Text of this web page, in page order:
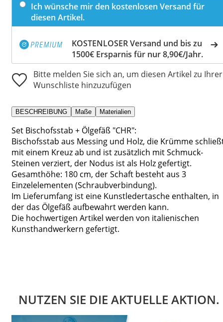
Ich wünsche mir den kostenlosen Versand für
diesen Artikel.
KOSTENLOSER Versand und bis zu
1500€ Ersparnis für nur 8,90€/Jahr.
Bitte melden Sie sich an, um diesen Artikel zu Ihrer
Wunschliste hinzuzufügen
BESCHREIBUNG Maße Materialien
Set Bischofsstab + Ölgefäß "CHR":
Bischofsstab aus Messing und Holz, die Krümme
mit einem Kreuz ab und ist zusätzlich mit Schmuck-
Steinen verziert, der Nodus ist als Holz gefertigt.
Gesamthöhe: 180 cm, der Schaft besteht aus 3
Einzelelementen (Schraubverbindung).
Im Lieferumfang ist eine Kunstledertasche enthalten, in
der das Ölgefäß aufbewahrt werden kann.
Die hochwertigen Artikel werden von italienischen
Kunsthandwerkern gefertigt.
NUTZEN SIE DIE AKTUELLE AKTION.